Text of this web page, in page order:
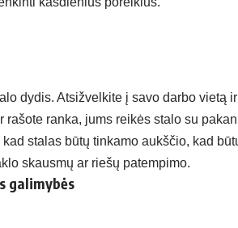
dydis. Atsižvelkite į savo darbo vietą
rašote ranka, jums reikės stalo su
stalas būtų tinkamo aukščio, kad
skausmų ar riešų patempimo.
galimybės